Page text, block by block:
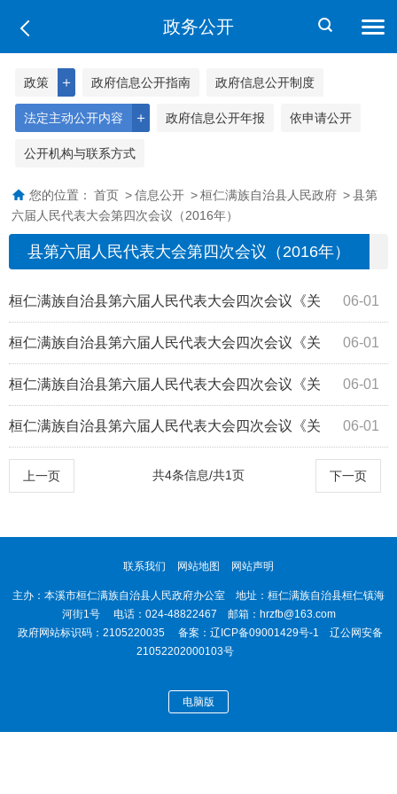
政务公开
＋
政策 政府信息公开指南 政府信息公开制度
＋
法定主动公开内容 政府信息公开年报 依申请公开
公开机构与联系方式
您的位置： 首页 > 信息公开 > 桓仁满族自治县人民政府 > 县第
六届人民代表大会第四次会议（2016年）
县第六届人民代表大会第四次会议（2016年）
06-01
桓仁满族自治县第六届人民代表大会四次会议《关
于尽快解决土洞沟沟门险桥的建议》（52号... 06-01
桓仁满族自治县第六届人民代表大会四次会议《关
于修复农村水利基础设施的建议》（50号）答复 06-01
桓仁满族自治县第六届人民代表大会四次会议《关
于修复木盂子村新华桥的建议》（33号）答复 06-01
桓仁满族自治县第六届人民代表大会四次会议《关
于华来镇高台子村四组（碱厂沟）村道维修...
上一页 下一页
共4条信息/共1页
联系我们 网站地图 网站声明
主办：本溪市桓仁满族自治县人民政府办公室 地址：桓仁满族自治县桓仁镇海
河街1号 电话：024-48822467 邮箱：hrzfb@163.com
政府网站标识码：2105220035 备案： 辽ICP备09001429号-1
辽公网安备
21052202000103号
电脑版